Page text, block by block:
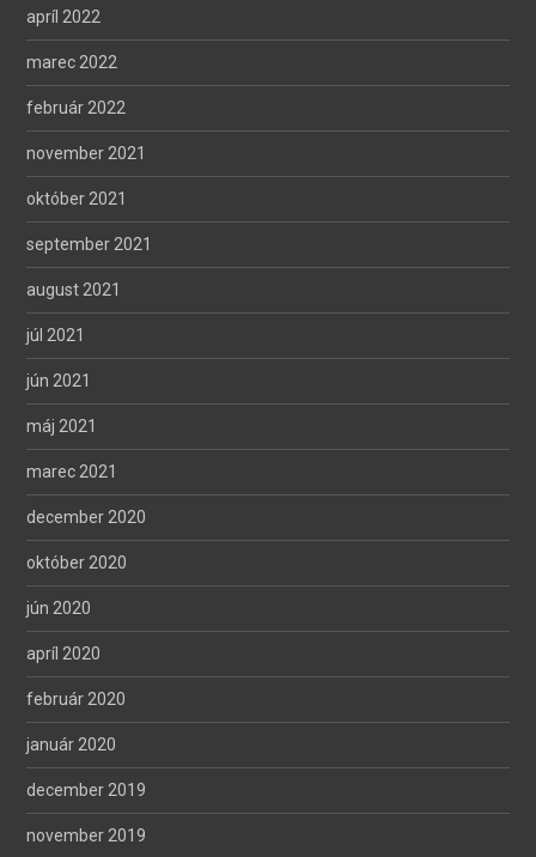
apríl 2022
marec 2022
február 2022
november 2021
október 2021
september 2021
august 2021
júl 2021
jún 2021
máj 2021
marec 2021
december 2020
október 2020
jún 2020
apríl 2020
február 2020
január 2020
december 2019
november 2019